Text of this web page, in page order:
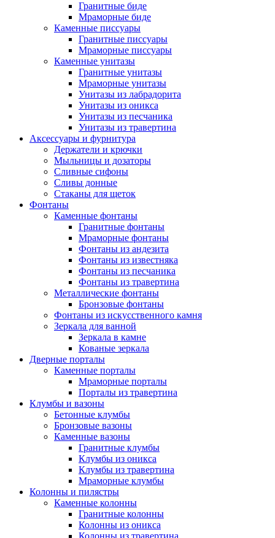
Гранитные биде
Мраморные биде
Каменные писсуары
Гранитные писсуары
Мраморные писсуары
Каменные унитазы
Гранитные унитазы
Мраморные унитазы
Унитазы из лабрадорита
Унитазы из оникса
Унитазы из песчаника
Унитазы из травертина
Аксессуары и фурнитура
Держатели и крючки
Мыльницы и дозаторы
Сливные сифоны
Сливы донные
Стаканы для щеток
Фонтаны
Каменные фонтаны
Гранитные фонтаны
Мраморные фонтаны
Фонтаны из андезита
Фонтаны из известняка
Фонтаны из песчаника
Фонтаны из травертина
Металлические фонтаны
Бронзовые фонтаны
Фонтаны из искусственного камня
Зеркала для ванной
Зеркала в камне
Кованые зеркала
Дверные порталы
Каменные порталы
Мраморные порталы
Порталы из травертина
Клумбы и вазоны
Бетонные клумбы
Бронзовые вазоны
Каменные вазоны
Гранитные клумбы
Клумбы из оникса
Клумбы из травертина
Мраморные клумбы
Колонны и пилястры
Каменные колонны
Гранитные колонны
Колонны из оникса
Колонны из травертина